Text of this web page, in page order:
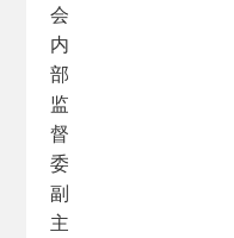
会
内
部
监
督
委
副
主